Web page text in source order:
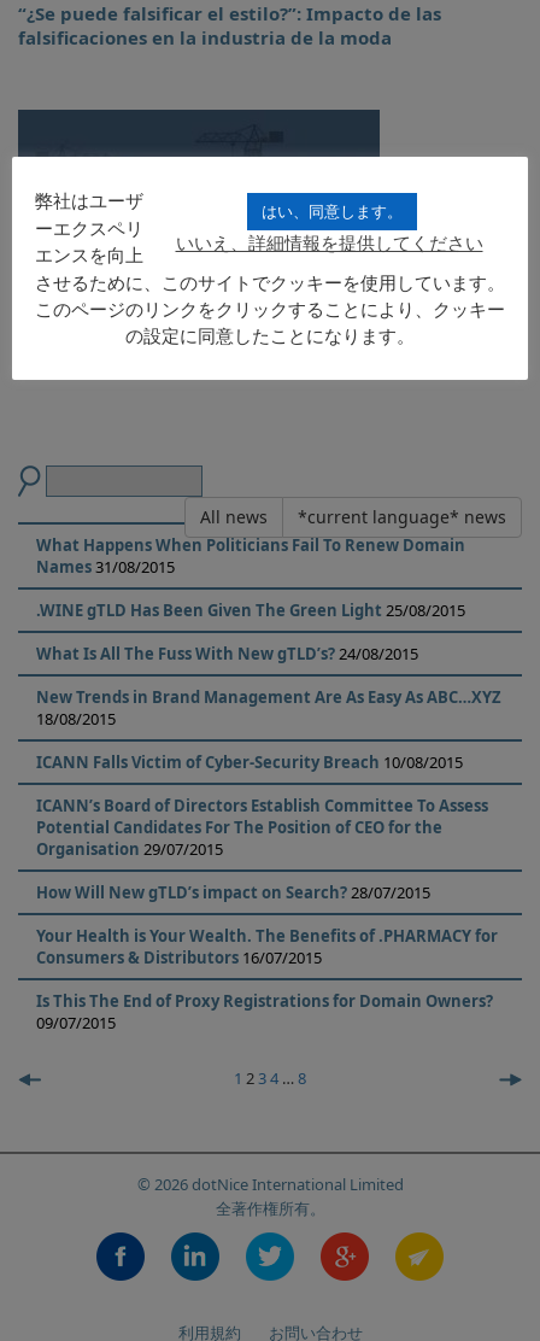
“¿Se puede falsificar el estilo?”: Impacto de las
falsificaciones en la industria de la moda
L’impatto della contraffazione sul settore della moda
All news *current language* news
What Happens When Politicians Fail To Renew Domain
Names31/08/2015
.WINE gTLD Has Been Given The Green Light 25/08/2015
What Is All The Fuss With New gTLD’s?24/08/2015
New Trends in Brand Management Are As Easy As ABC…XYZ
18/08/2015
ICANN Falls Victim of Cyber-Security Breach 10/08/2015
ICANN’s Board of Directors Establish Committee To Assess
Potential Candidates For The Position of CEO for the
Organisation 29/07/2015
How Will New gTLD’s impact on Search?28/07/2015
Your Health is Your Wealth. The Benefits of .PHARMACY for
Consumers & Distributors 16/07/2015
Is This The End of Proxy Registrations for Domain Owners?
09/07/2015
1 234 … 8
© 2026 dotNice International Limited
全著作権所有。
利用規約 お問い合わせ
はい、同意します。
いいえ、詳細情報を提供してください
弊社はユーザ
ーエクスペリ
エンスを向上
させるために、このサイトでクッキーを使用しています。
このページのリンクをクリックすることにより、クッキー
の設定に同意したことになります。